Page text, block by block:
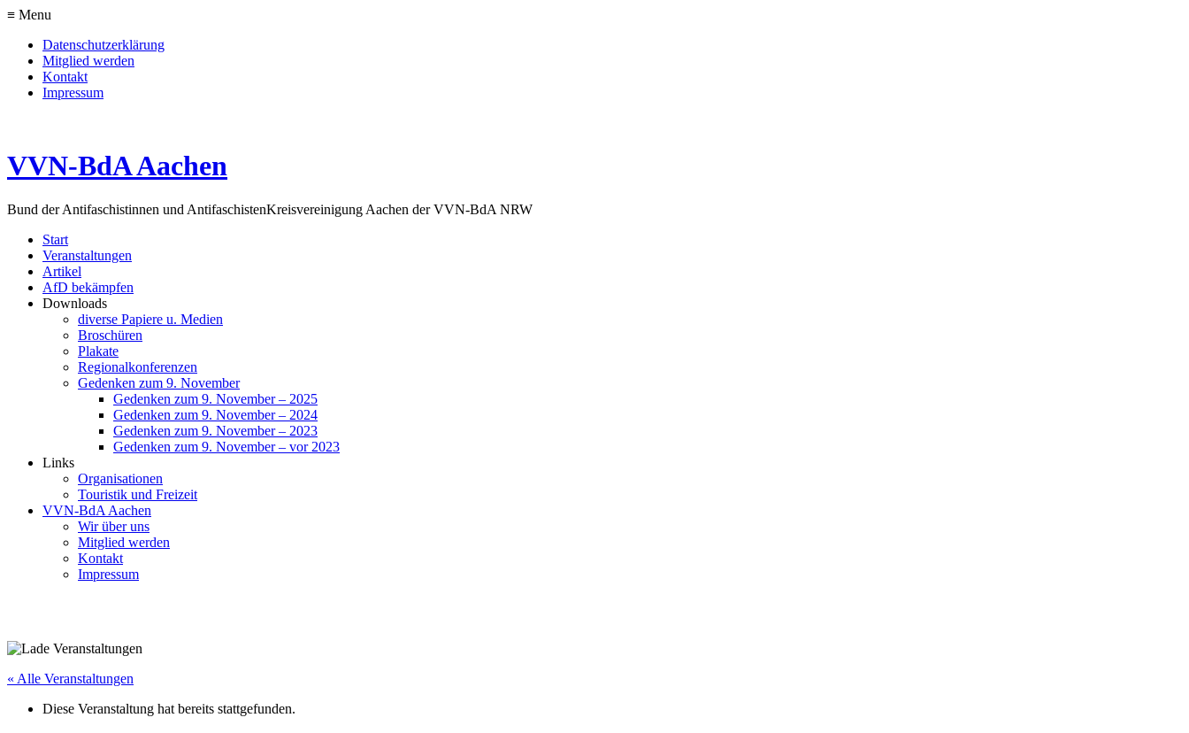
≡ Menu
Datenschutzerklärung
Mitglied werden
Kontakt
Impressum
VVN-BdA Aachen
Bund der Antifaschistinnen und AntifaschistenKreisvereinigung Aachen der VVN-BdA NRW
Start
Veranstaltungen
Artikel
AfD bekämpfen
Downloads
diverse Papiere u. Medien
Broschüren
Plakate
Regionalkonferenzen
Gedenken zum 9. November
Gedenken zum 9. November – 2025
Gedenken zum 9. November – 2024
Gedenken zum 9. November – 2023
Gedenken zum 9. November – vor 2023
Links
Organisationen
Touristik und Freizeit
VVN-BdA Aachen
Wir über uns
Mitglied werden
Kontakt
Impressum
« Alle Veranstaltungen
Diese Veranstaltung hat bereits stattgefunden.